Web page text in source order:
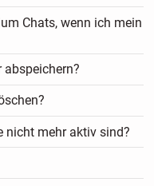
Chats, wenn ich mein
nicht mehr aktiv sind?